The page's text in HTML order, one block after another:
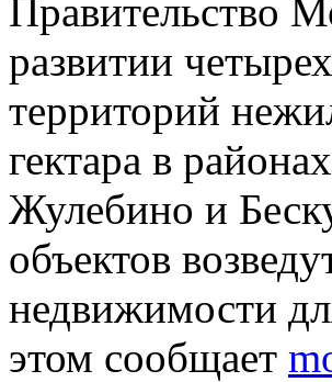
Правительство
развитии
территорий
гектара в
Жулебино и
объектов
недвижимости
этом сообщает